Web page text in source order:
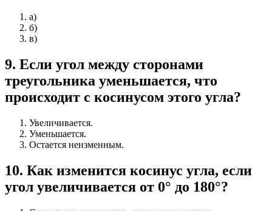
а)
б)
в)
9. Если угол между сторонами
треугольника уменьшается, что
происходит с косинусом этого угла?
Увеличивается.
Уменьшается.
Остается неизменным.
10. Как изменится косинус угла, если
угол увеличивается от 0° до 180°?